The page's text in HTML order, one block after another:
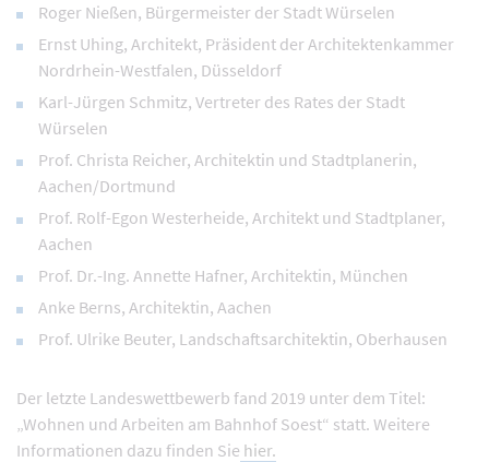
Roger Nießen, Bürgermeister der Stadt Würselen
Ernst Uhing, Architekt, Präsident der Architektenkammer
Nordrhein-Westfalen, Düsseldorf
Karl-Jürgen Schmitz, Vertreter des Rates der Stadt
Würselen
Prof. Christa Reicher, Architektin und Stadtplanerin,
Aachen/Dortmund
Prof. Rolf-Egon Westerheide, Architekt und Stadtplaner,
Aachen
Prof. Dr.-Ing. Annette Hafner, Architektin, München
Anke Berns, Architektin, Aachen
Prof. Ulrike Beuter, Landschaftsarchitektin, Oberhausen
Der letzte Landeswettbewerb fand 2019 unter dem Titel:
„Wohnen und Arbeiten am Bahnhof Soest“ statt. Weitere
Informationen dazu finden Sie hier.